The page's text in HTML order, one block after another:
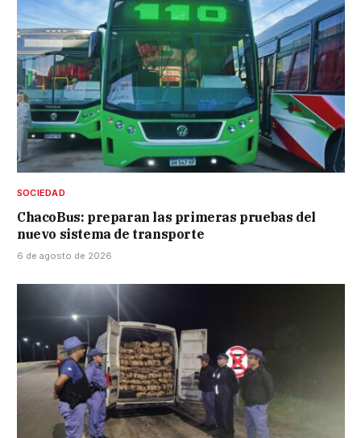
SOCIEDAD
ChacoBus: preparan las primeras pruebas del
nuevo sistema de transporte
6 de agosto de 2026